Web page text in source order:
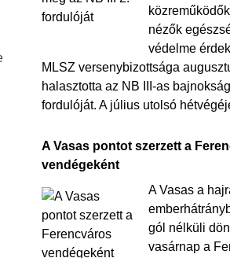
nézők
védelme
MLSZ versenybizottsága
halasztotta az NB III-as
fordulóját. A július utolsó
A Vasas pontot szerzett a
vendégeként
A Vasas a
gól nélküli
vasárnap a